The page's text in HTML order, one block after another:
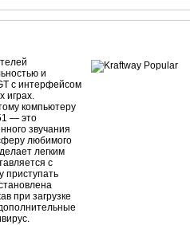
и
с интерфейсом
играх.
компьютеру
— это
звучания
любимого
легким
с
приступать
при загрузке